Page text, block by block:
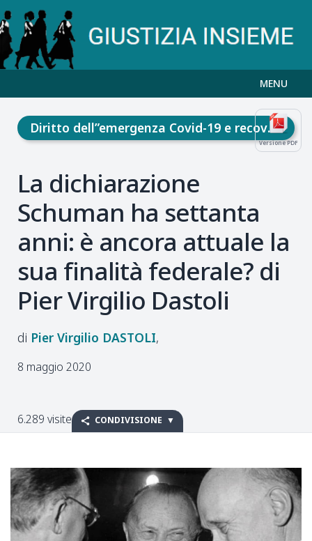
MENU
Versione PDF
Diritto dell”emergenza Covid-19 e recovery fund
La dichiarazione
Schuman ha settanta
anni: è ancora attuale la
sua finalità federale? di
Pier Virgilio Dastoli
Pier Virgilio DASTOLI
8 maggio 2020
6.289 visite CONDIVISIONE